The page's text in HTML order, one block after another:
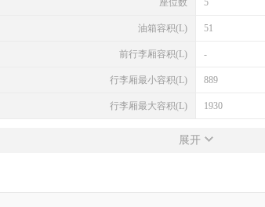
座位数 5
油箱容积(L) 51
前行李厢容积(L) -
行李厢最小容积(L) 889
行李厢最大容积(L) 1930
发动机
展开